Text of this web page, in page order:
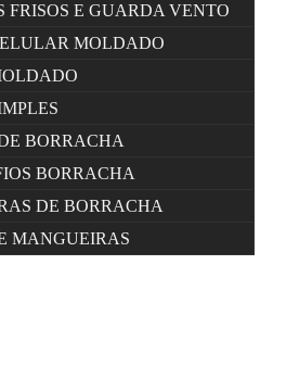
FRISOS E GUARDA VENTO
MOLDADO
BORRACHA
BORRACHA
DE BORRACHA
MANGUEIRAS